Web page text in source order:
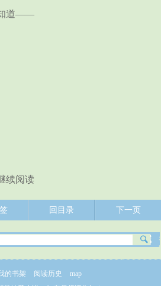
道——
续阅读
回目录 下一页
的书架 阅读历史
map